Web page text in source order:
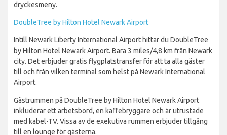
dryckesmeny.
DoubleTree by Hilton Hotel Newark Airport
Intill Newark Liberty International Airport hittar du DoubleTree
by Hilton Hotel Newark Airport. Bara 3 miles/4,8 km från Newark
city. Det erbjuder gratis flygplatstransfer för att ta alla gäster
till och från vilken terminal som helst på Newark International
Airport.
Gästrummen på DoubleTree by Hilton Hotel Newark Airport
inkluderar ett arbetsbord, en kaffebryggare och är utrustade
med kabel-TV. Vissa av de exekutiva rummen erbjuder tillgång
till en lounge för gästerna.